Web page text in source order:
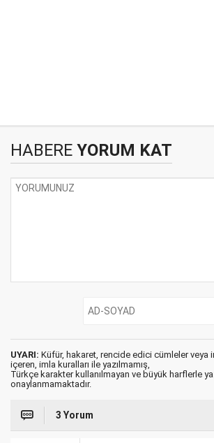
HABERE YORUM KAT
UYARI: Küfür, hakaret, rencide edici cümleler veya
içeren, imla kuralları ile yazılmamış,
Türkçe karakter kullanılmayan ve büyük harflerle
onaylanmamaktadır.
3 Yorum